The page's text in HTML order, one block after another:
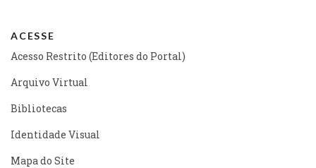
ACESSE
Acesso Restrito (Editores do Portal)
Arquivo Virtual
Bibliotecas
Identidade Visual
Mapa do Site